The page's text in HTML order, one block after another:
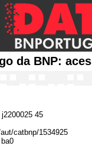
da BNP:
45
catbnp/1534925